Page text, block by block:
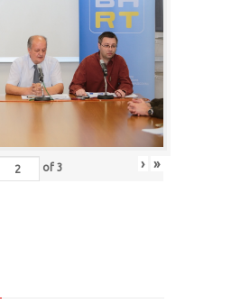
of 3 › »